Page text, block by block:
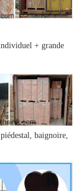
+ grande
baignoire,